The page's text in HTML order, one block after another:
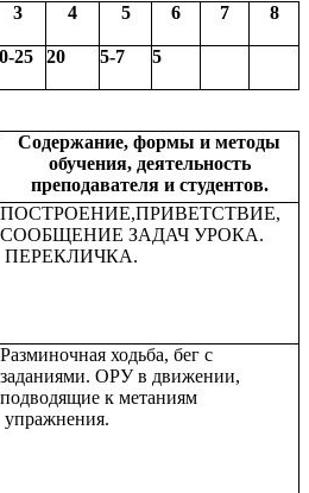
3 4 5 6 7 8
25 20 5-7 5
Содержание, формы и методы
обучения, деятельность
преподавателя и студентов.
ПОСТРОЕНИЕ,ПРИВЕТСТВИЕ,
СООБЩЕНИЕ ЗАДАЧ УРОКА.
ПЕРЕКЛИЧКА.
Разминочная ходьба, бег с
заданиями. ОРУ в движении,
подводящие к метаниям
упражнения.